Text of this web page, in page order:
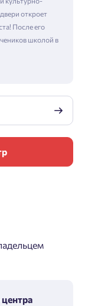
откроет
После его
школой в